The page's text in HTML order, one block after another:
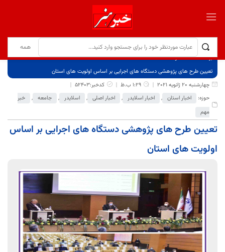
برگ نخست
نوشته‌ها
تعیین طرح های پژوهشی دستگاه های اجرایی بر اساس اولویت های استان
چهارشنبه 20 ژانویه 2021
1:29 ب.ظ
کدخبر:52403
حوزه:
اخبار استان , اخبار اسلایدر , اخبار اصلی , اسلایدر , جامعه ,
خبر
مهم
تعیین طرح های پژوهشی دستگاه های اجرایی بر اساس
اولویت های استان